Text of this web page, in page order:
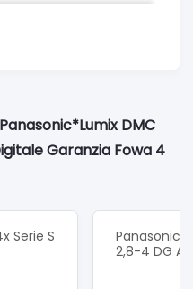
superiore, puoi
in modalità
video Full HD
di 0,66 secondi e
fps con risoluzione
irripetibile in
per sempre.
ELMARIT include 5
lavorazione delle lenti
sensore MOS da 1
DMC
Garanzia Fowa 4
Serie S
Panasonic
2,8-4 DG